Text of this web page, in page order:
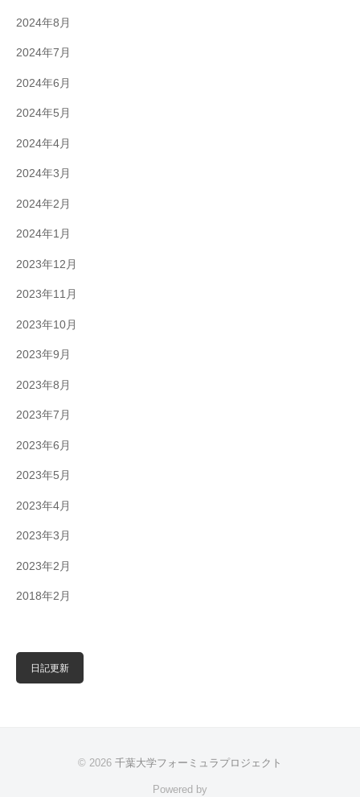
2024年8月
2024年7月
2024年6月
2024年5月
2024年4月
2024年3月
2024年2月
2024年1月
2023年12月
2023年11月
2023年10月
2023年9月
2023年8月
2023年7月
2023年6月
2023年5月
2023年4月
2023年3月
2023年2月
2018年2月
日記更新
© 2026 千葉大学フォーミュラプロジェクト
Powered by